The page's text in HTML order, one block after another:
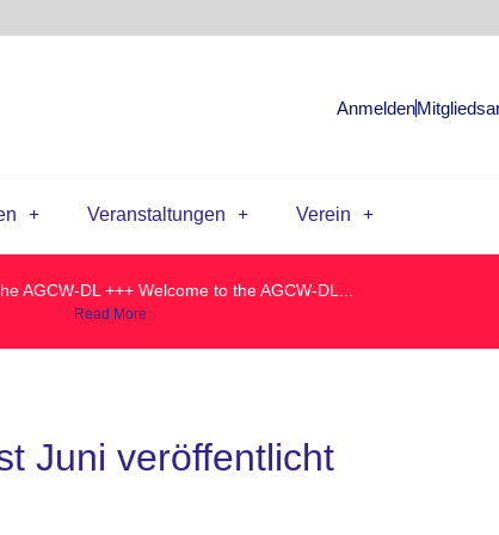
Anmelden
Veranstaltungen Verein
AGCW-DL +++ Welcome to the AGCW-DL...
Read More
Juni veröffentlicht